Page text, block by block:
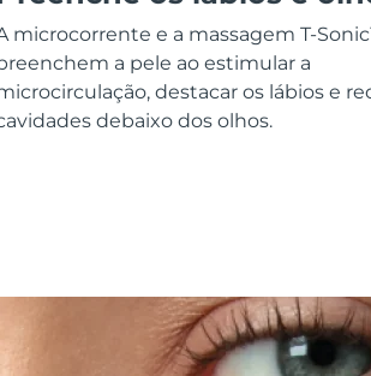
microcorrente e a massagem T-
a pele ao estimular a
destacar os lábios e
debaixo dos olhos.